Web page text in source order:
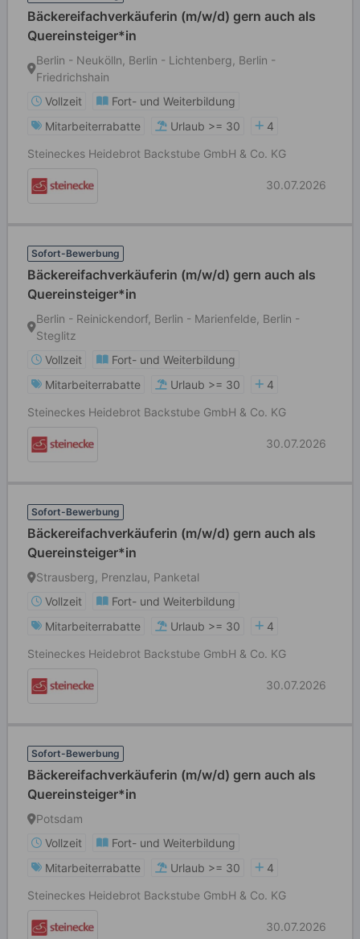
Bäckereifachverkäuferin (m/w/d) gern auch als
Quereinsteiger*in
Berlin - Neukölln, Berlin - Lichtenberg, Berlin -
Friedrichshain
Vollzeit
Fort- und Weiterbildung
Mitarbeiterrabatte
Urlaub >= 30
4
Steineckes Heidebrot Backstube GmbH & Co. KG
30.07.2026
Sofort-Bewerbung
Bäckereifachverkäuferin (m/w/d) gern auch als
Quereinsteiger*in
Berlin - Reinickendorf, Berlin - Marienfelde, Berlin -
Steglitz
Vollzeit
Fort- und Weiterbildung
Mitarbeiterrabatte
Urlaub >= 30
4
Steineckes Heidebrot Backstube GmbH & Co. KG
30.07.2026
Sofort-Bewerbung
Bäckereifachverkäuferin (m/w/d) gern auch als
Quereinsteiger*in
Strausberg, Prenzlau, Panketal
Vollzeit
Fort- und Weiterbildung
Mitarbeiterrabatte
Urlaub >= 30
4
Steineckes Heidebrot Backstube GmbH & Co. KG
30.07.2026
Sofort-Bewerbung
Bäckereifachverkäuferin (m/w/d) gern auch als
Quereinsteiger*in
Potsdam
Vollzeit
Fort- und Weiterbildung
Mitarbeiterrabatte
Urlaub >= 30
4
Steineckes Heidebrot Backstube GmbH & Co. KG
30.07.2026